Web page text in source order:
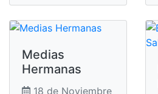
Medias
Hermanas
18 de Noviembre